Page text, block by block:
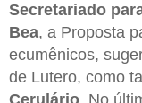
Secretariado
Bea, a Proposta
ecumênicos,
de Lutero, como